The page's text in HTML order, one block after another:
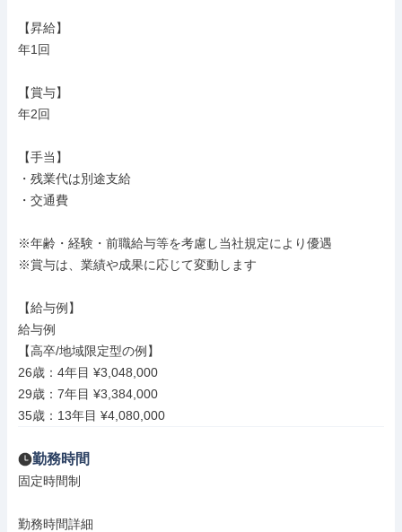
【昇給】
年1回
【賞与】
年2回
【手当】
・残業代は別途支給
・交通費
※年齢・経験・前職給与等を考慮し当社規定により優遇
※賞与は、業績や成果に応じて変動します
【給与例】
給与例
【高卒/地域限定型の例】
26歳：4年目 ¥3,048,000
29歳：7年目 ¥3,384,000
35歳：13年目 ¥4,080,000
勤務時間
固定時間制
勤務時間詳細